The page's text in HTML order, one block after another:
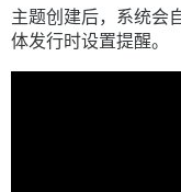
主题创建后，系统会
体发行时设置提醒。